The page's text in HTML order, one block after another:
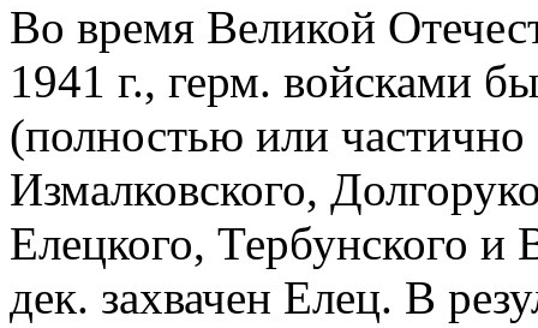
Во время Великой
1941 г., герм. войсками
(полностью или частично
Измалковского,
Елецкого, Тербунского и
дек. захвачен Елец. В